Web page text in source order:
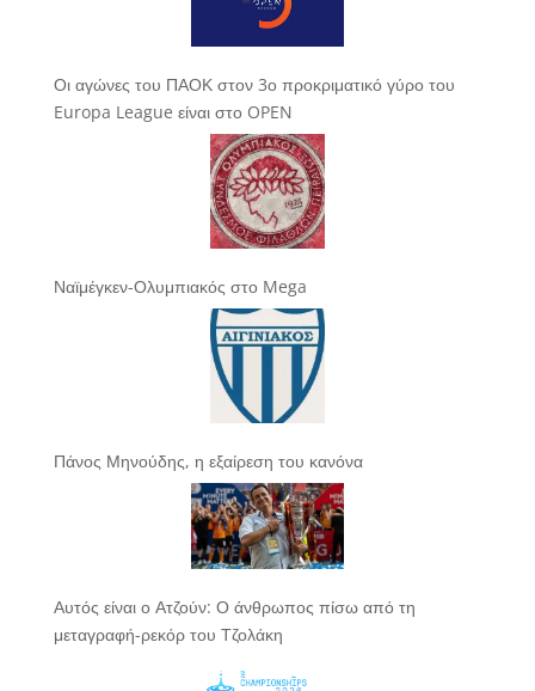
Οι αγώνες του ΠΑΟΚ στον 3ο προκριματικό γύρο του
Europa League είναι στο OPEN
Ναϊμέγκεν-Ολυμπιακός στο Mega
Πάνος Μηνούδης, η εξαίρεση του κανόνα
Αυτός είναι ο Ατζούν: Ο άνθρωπος πίσω από τη
μεταγραφή-ρεκόρ του Τζολάκη